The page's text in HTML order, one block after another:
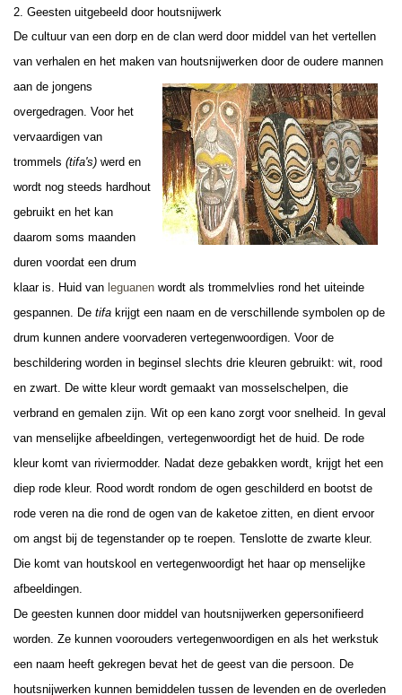
2. Geesten uitgebeeld door houtsnijwerk
De cultuur van een dorp en de clan werd door middel van het vertellen
van verhalen en het maken van houtsnijwerken door de oudere mannen
aan de jongens
overgedragen. Voor het
vervaardigen van
trommels (tifa's) werd en
wordt nog steeds hardhout
gebruikt en het kan
daarom soms maanden
duren voordat een drum
klaar is. Huid van leguanen wordt als trommelvlies rond het uiteinde
gespannen. De tifa krijgt een naam en de verschillende symbolen op de
drum kunnen andere voorvaderen vertegenwoordigen. Voor de
beschildering worden in beginsel slechts drie kleuren gebruikt: wit, rood
en zwart. De witte kleur wordt gemaakt van mosselschelpen, die
verbrand en gemalen zijn. Wit op een kano zorgt voor snelheid. In geval
van menselijke afbeeldingen, vertegenwoordigt het de huid. De rode
kleur komt van riviermodder. Nadat deze gebakken wordt, krijgt het een
diep rode kleur. Rood wordt rondom de ogen geschilderd en bootst de
rode veren na die rond de ogen van de kaketoe zitten, en dient ervoor
om angst bij de tegenstander op te roepen. Tenslotte de zwarte kleur.
Die komt van houtskool en vertegenwoordigt het haar op menselijke
afbeeldingen.
De geesten kunnen door middel van houtsnijwerken gepersonifieerd
worden. Ze kunnen voorouders vertegenwoordigen en als het werkstuk
een naam heeft gekregen bevat het de geest van die persoon. De
houtsnijwerken kunnen bemiddelen tussen de levenden en de overleden